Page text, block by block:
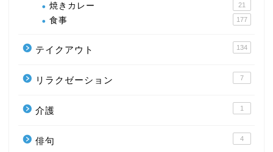
焼きカレー 21
食事 177
テイクアウト 134
リラクゼーション 7
介護 1
俳句 4